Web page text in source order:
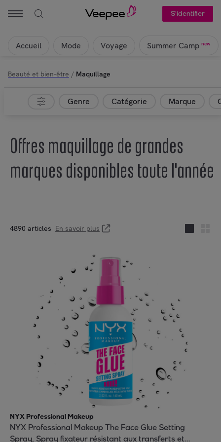
S'identifier
Accueil Mode Voyage Summer Camp new
Beauté et bien-être / Maquillage
Genre Catégorie Marque
Offres maquillage de grandes
marques disponibles toute l'année
4890 articles En savoir plus
NYX Professional Makeup
NYX Professional Makeup The Face Glue Setting
Spray, Spray fixateur résistant aux transferts et